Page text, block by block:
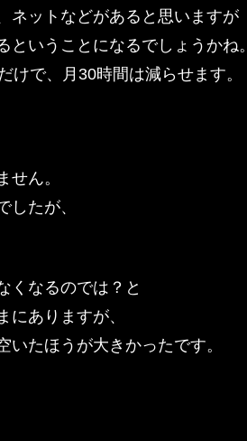
ネットなどがあると思いますが
いうことになるでしょうかね。
けで、月30時間は減らせます。
せん。
したが、
くなるのでは？と
ありますが、
たほうが大きかったです。